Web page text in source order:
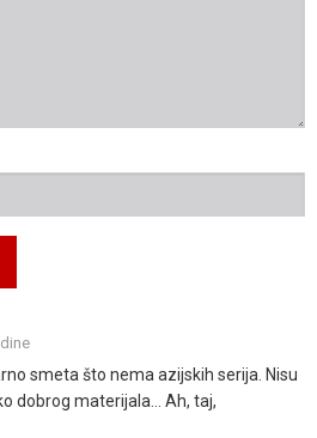
smeta što nema azijskih serija. Nisu
dobrog materijala... Ah, taj,